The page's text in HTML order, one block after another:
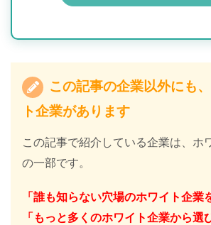
この記事の企業以外にも
ト企業があります
この記事で紹介している企業は、ホ
の一部です。
「誰も知らない穴場のホワイト企業
「もっと多くのホワイト企業から選